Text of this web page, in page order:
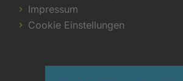
Impressum
Cookie Einstellungen